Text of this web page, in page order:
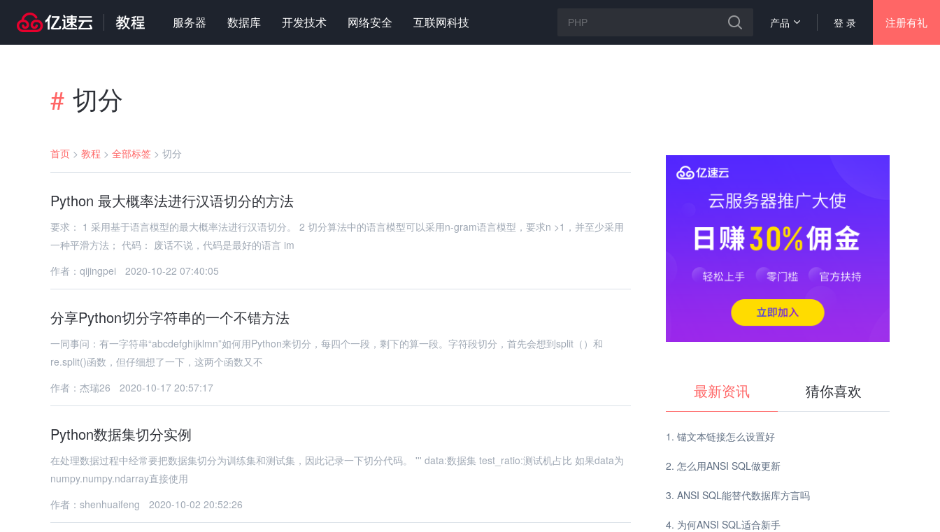
服务器 数据库 开发技术 网络安全 互联网科技 登 录 注册有礼
产品
# 切分
首页 > 教程 > 全部标签 > 切分
Python 最大概率法进行汉语切分的方法
要求： 1 采用基于语言模型的最大概率法进行汉语切分。 2 切分算法中的语言模型可以采用n-gram语言模型，要求n >1，并至少采用
一种平滑方法； 代码： 废话不说，代码是最好的语言 im
作者：qijingpei
2020-10-22 07:40:05
分享Python切分字符串的一个不错方法
一同事问：有一字符串“abcdefghijklmn”如何用Python来切分，每四个一段，剩下的算一段。字符段切分，首先会想到split（）和
re.split()函数，但仔细想了一下，这两个函数又不
作者：杰瑞26
2020-10-17 20:57:17
Python数据集切分实例
在处理数据过程中经常要把数据集切分为训练集和测试集，因此记录一下切分代码。 ''' data:数据集 test_ratio:测试机占比 如果data为
numpy.numpy.ndarray直接使用
作者：shenhuaifeng
2020-10-02 20:52:26
最新资讯 猜你喜欢
锚文本链接怎么设置好
怎么用ANSI SQL做更新
ANSI SQL能替代数据库方言吗
为何ANSI SQL适合新手